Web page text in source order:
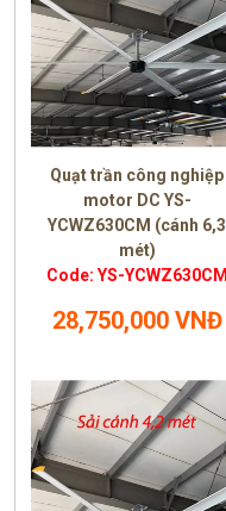
Quạt trần công nghiệp
motor DC YS-
YCWZ630CM (cánh 6,3
mét)
Code: YS-YCWZ630CM
28,750,000 VNĐ